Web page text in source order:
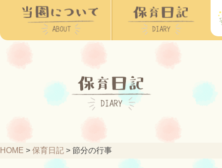
HOME > 保育日記 > 節分の行事